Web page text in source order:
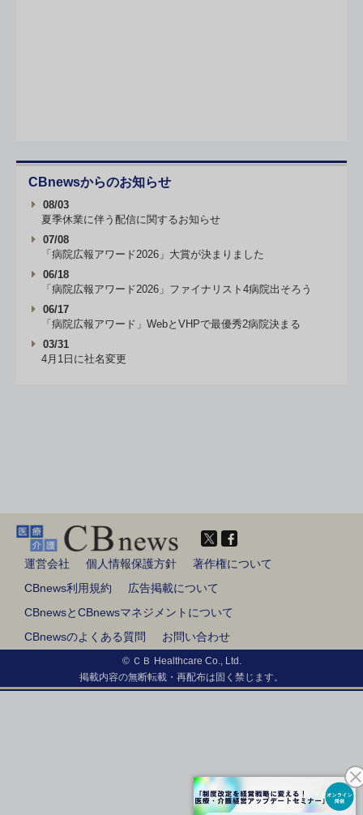
CBnewsからのお知らせ
08/03
夏季休業に伴う配信に関するお知らせ
07/08
「病院広報アワード2026」大賞が決まりました
06/18
「病院広報アワード2026」ファイナリスト4病院出そろう
06/17
「病院広報アワード」WebとVHPで最優秀2病院決まる
03/31
4月1日に社名変更
運営会社 個人情報保護方針
著作権について
CBnews利用規約
広告掲載について
CBnewsとCBnewsマネジメントについて
CBnewsのよくある質問
お問い合わせ
© ＣＢ Healthcare Co., Ltd.
掲載内容の無断転載・再配布は固く禁じます。